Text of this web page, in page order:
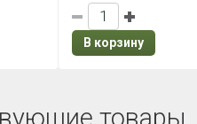
В корзину
товары